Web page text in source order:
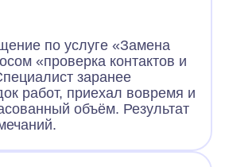
по услуге «Замена
«проверка контактов и
заранее
работ, приехал вовремя и
объём. Результат